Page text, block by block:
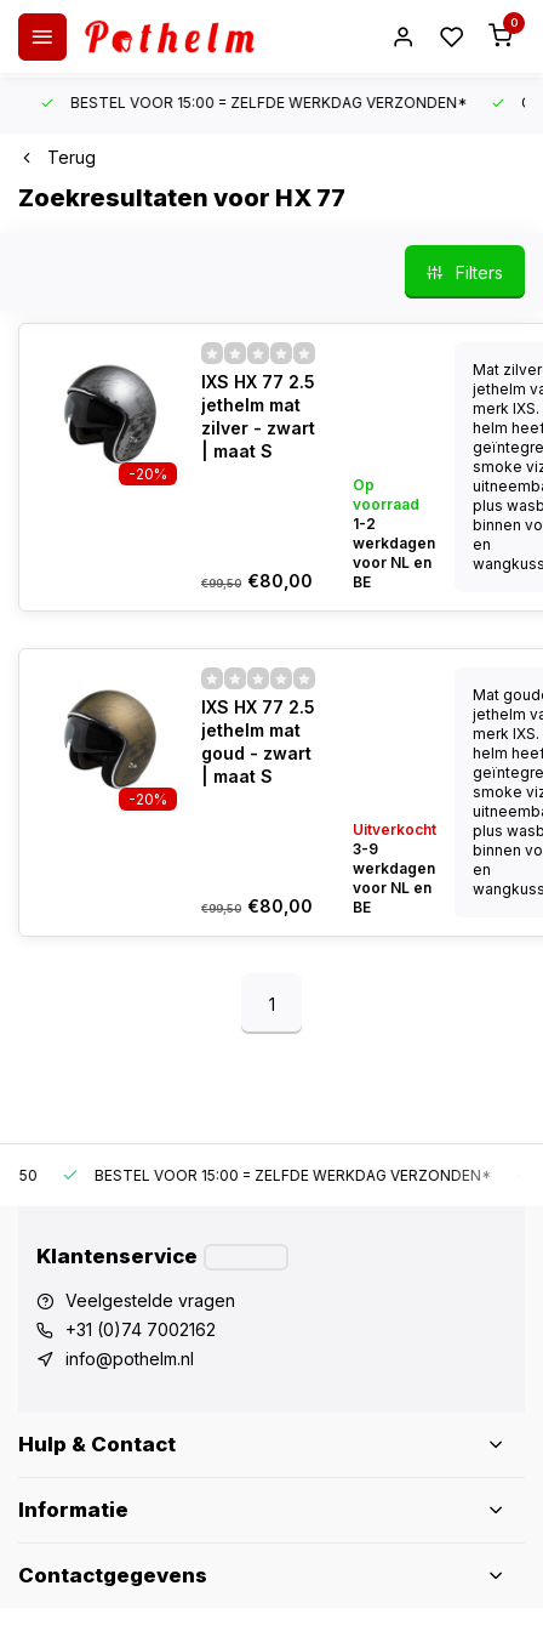
0
BESTEL VOOR 15:00 = ZELFDE WERKDAG VERZONDEN*
Terug
Zoekresultaten voor HX 77
Filters
-20%
IXS HX 77 2.5
jethelm mat
zilver - zwart
| maat S
€99,50 €80,00
Op
voorraad
1-2
werkdagen
voor NL en
BE
Mat
jethelm
merk IXS.
helm
smoke
plus
binnen
en
-20%
IXS HX 77 2.5
jethelm mat
goud - zwart
| maat S
€99,50 €80,00
Uitverkocht
3-9
werkdagen
voor NL en
BE
Mat
jethelm
merk IXS.
helm
smoke
plus
binnen
en
1
BESTEL VOOR 15:00 = ZELFDE WERKDAG VERZONDEN*
Klantenservice
Veelgestelde vragen
+31 (0)74 7002162
info@pothelm.nl
Hulp & Contact
Informatie
Contactgegevens